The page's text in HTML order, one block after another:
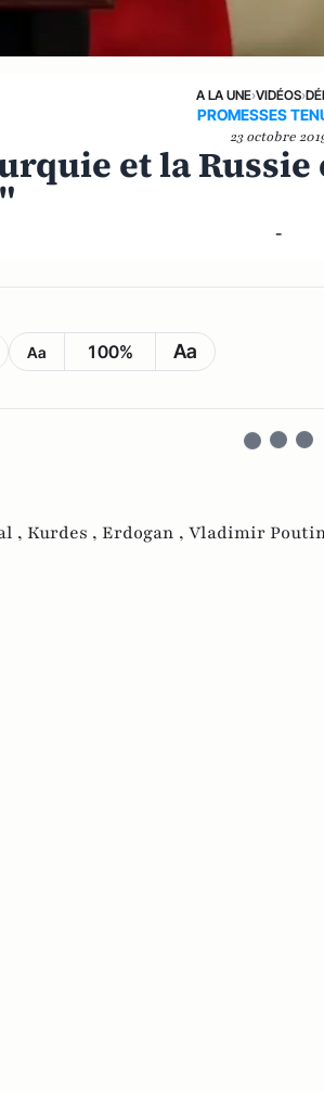
A LA UNE›VIDÉOS›
PROMESSES
23 octobre
et la
-
Aa 100% Aa
, Kurdes , Erdogan , Vladimir